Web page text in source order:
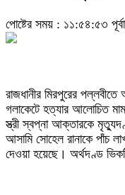
পোষ্টের সময় : ১১:৫৪:৫৩
রাজধানীর মিরপুরের
গলাকেটে হত্যার আলোচিত
স্ত্রী স্বপ্না আক্তারকে
আসামি সোহেল রানাকে পাঁচ
দেওয়া হয়েছে। অর্থদণ্ড